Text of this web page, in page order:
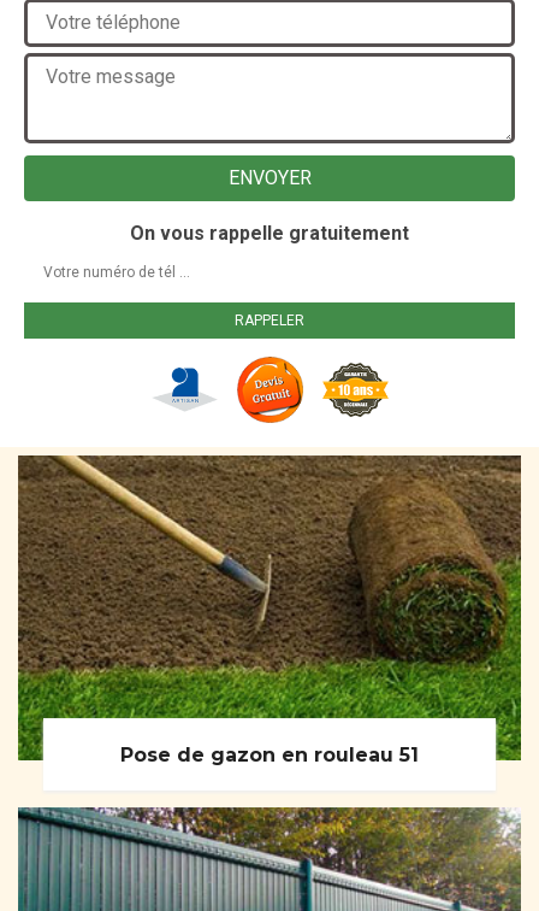
On vous rappelle gratuitement
Pose de gazon en rouleau 51